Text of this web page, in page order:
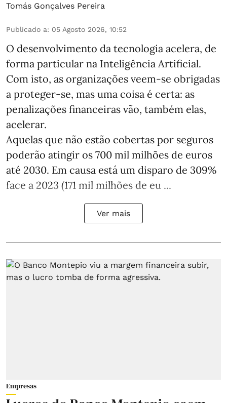
Tomás Gonçalves Pereira
Publicado a: 05 Agosto 2026, 10:52
O desenvolvimento da tecnologia acelera, de
forma particular na Inteligência Artificial.
Com isto, as organizações veem-se obrigadas
a proteger-se, mas uma coisa é certa: as
penalizações financeiras vão, também elas,
acelerar.
Aquelas que não estão cobertas por seguros
poderão atingir os 700 mil milhões de euros
até 2030. Em causa está um disparo de 309%
face a 2023 (171 mil milhões de eu ...
Ver mais
Empresas